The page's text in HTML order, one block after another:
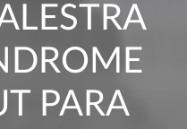
PARA